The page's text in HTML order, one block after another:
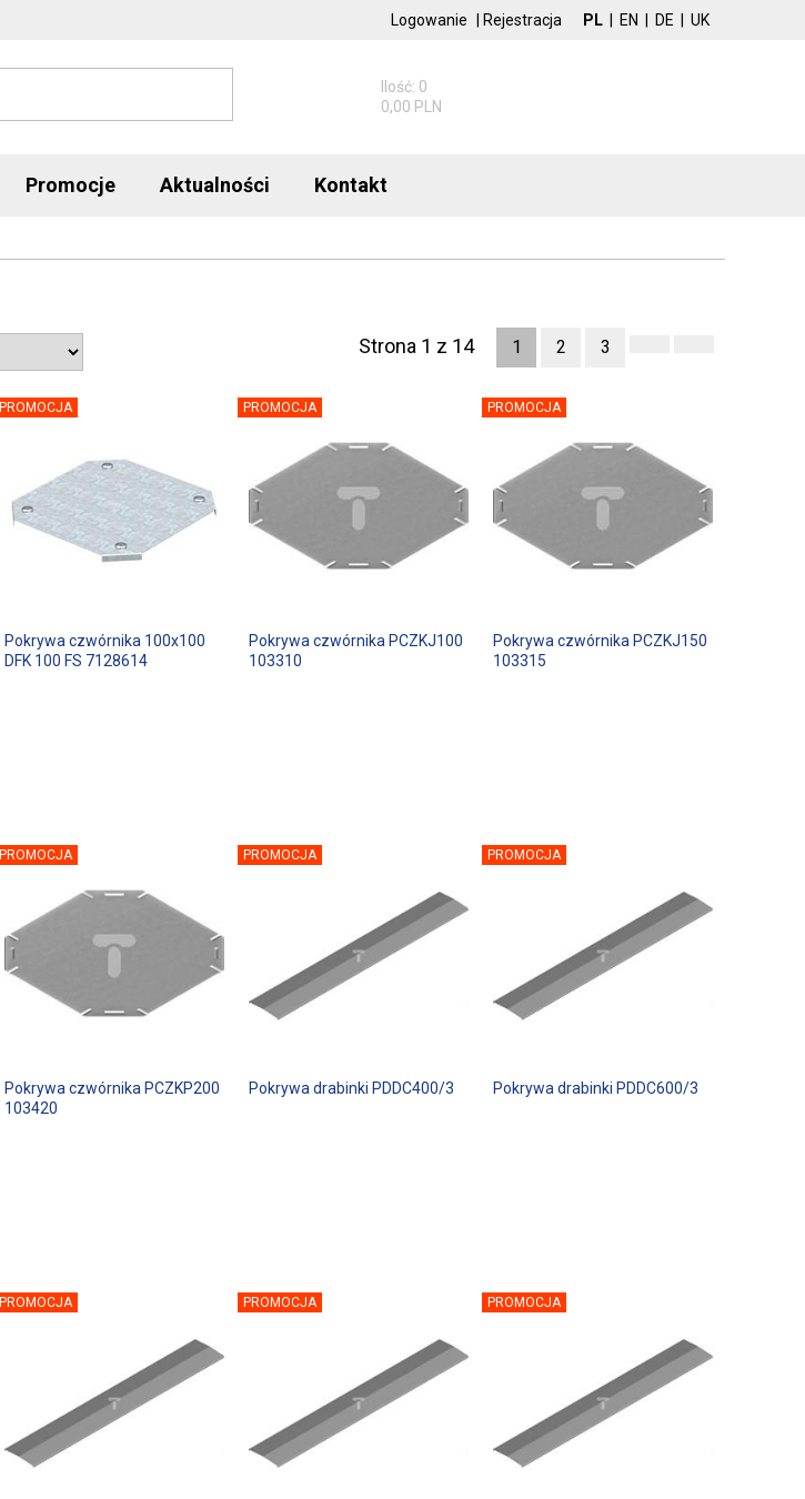
PL EN DE UK
Logowanie Rejestracja
Ilość: 0
0,00 PLN
Promocje Aktualności Kontakt
Strona 1 z 14 1 2 3
PROMOCJA
Pokrywa czwórnika 100x100
DFK 100 FS 7128614
PROMOCJA
Pokrywa czwórnika PCZKJ100
103310
PROMOCJA
Pokrywa czwórnika PCZKJ150
103315
PROMOCJA
Pokrywa czwórnika PCZKP200
103420
PROMOCJA
Pokrywa drabinki PDDC400/3
PROMOCJA
Pokrywa drabinki PDDC600/3
PROMOCJA PROMOCJA PROMOCJA